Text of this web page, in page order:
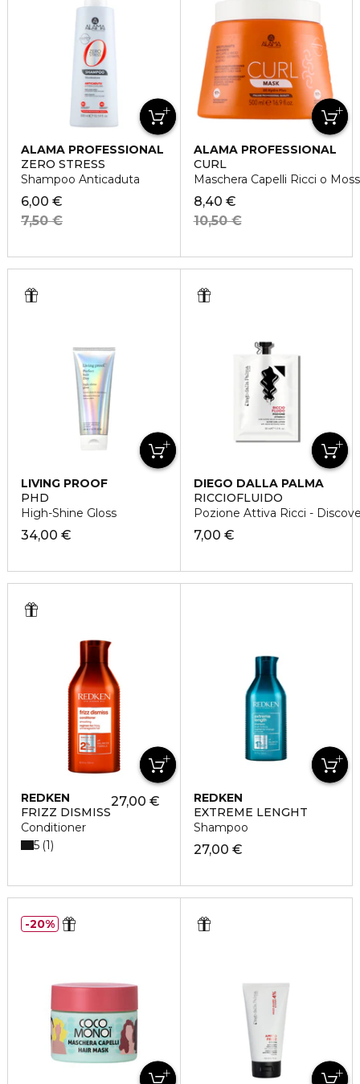
ALAMA PROFESSIONAL
ZERO STRESS
Shampoo Anticaduta
6,00 €
7,50 €
ALAMA PROFESSIONAL
CURL
Maschera Capelli Ricci o
8,40 €
10,50 €
LIVING PROOF
PHD
High-Shine Gloss
34,00 €
DIEGO DALLA PALMA
RICCIOFLUIDO
Pozione Attiva Ricci -
7,00 €
REDKEN
FRIZZ DISMISS
Conditioner
27,00 €
5 1
REDKEN
EXTREME LENGHT
Shampoo
27,00 €
20%